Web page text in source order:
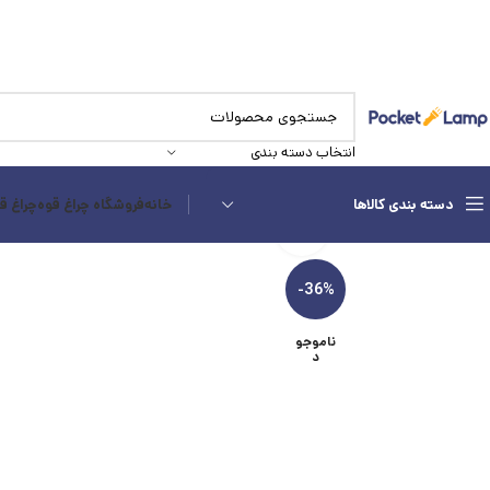
انتخاب دسته بندی
دسته بندی کالاها خانهفروشگاه چراغ قوهچراغ
-36%
ناموجو
د